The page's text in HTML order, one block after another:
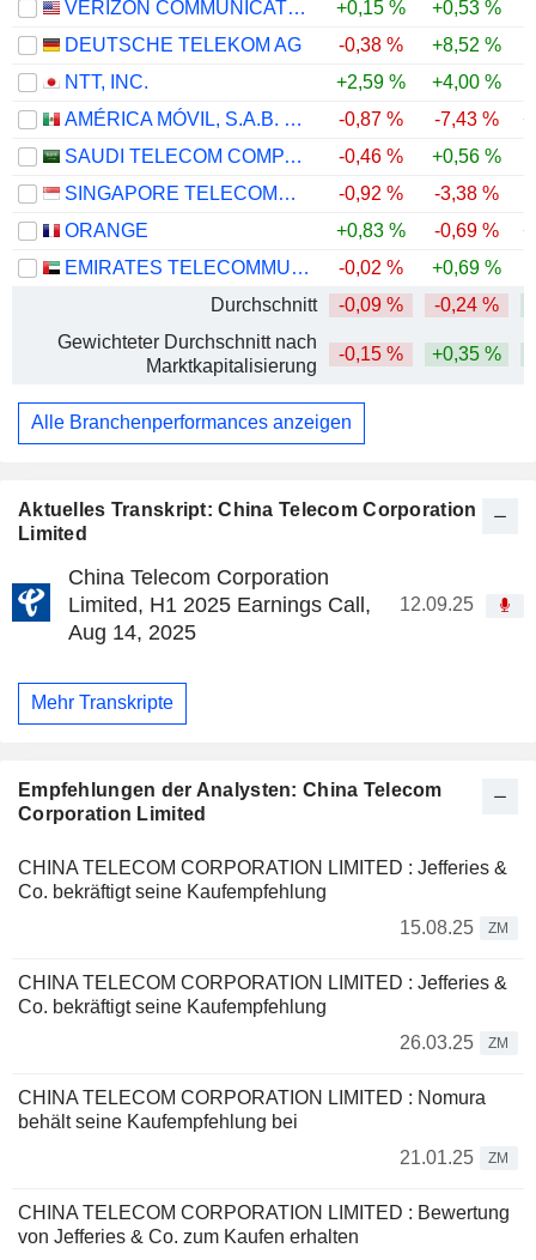
Aktuelles Transkript: China Telecom Corporation
Limited
China Telecom Corporation
Limited, H1 2025 Earnings Call,
Aug 14, 2025
12.09.25
Mehr Transkripte
Empfehlungen der Analysten: China Telecom
Corporation Limited
CHINA TELECOM CORPORATION LIMITED : Jefferies &
Co. bekräftigt seine Kaufempfehlung
15.08.25
ZM
CHINA TELECOM CORPORATION LIMITED : Jefferies &
Co. bekräftigt seine Kaufempfehlung
26.03.25
ZM
CHINA TELECOM CORPORATION LIMITED : Nomura
behält seine Kaufempfehlung bei
21.01.25
ZM
CHINA TELECOM CORPORATION LIMITED : Bewertung
von Jefferies & Co. zum Kaufen erhalten
VERIZON COMMUNICATIONS, INC.
+0,15 % +0,53 %
DEUTSCHE TELEKOM AG
-0,38 % +8,52 %
NTT, INC.
+2,59 % +4,00 %
AMÉRICA MÓVIL, S.A.B. DE C.V.
-0,87 % -7,43 %
SAUDI TELECOM COMPANY
-0,46 % +0,56 %
SINGAPORE TELECOMMUNICATIONS LIMITED
-0,92 % -3,38 %
ORANGE
+0,83 % -0,69 %
EMIRATES TELECOMMUNICATIONS GROUP COMPANY
-0,02 % +0,69 %
Durchschnitt
-0,09 % -0,24 %
Gewichteter Durchschnitt nach
Marktkapitalisierung
-0,15 % +0,35 %
Alle Branchenperformances anzeigen